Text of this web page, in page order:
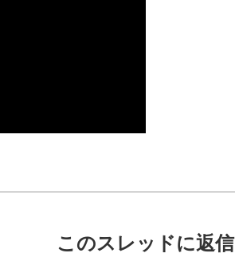
このスレッドに返信